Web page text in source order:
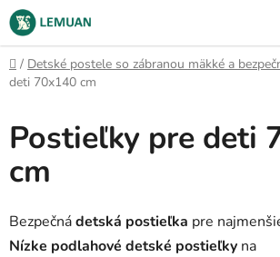
Prejsť
na
obsah
Domov
/ Detské postele so zábranou mäkké a
deti 70x140 cm
Postieľky pre deti
cm
Bezpečnádetská postieľka pre
Nízke podlahové detské postieľky na